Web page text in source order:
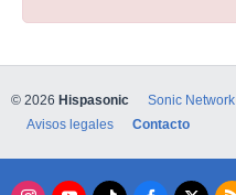
© 2026 Hispasonic Sonic Network
Avisos legales
Contacto